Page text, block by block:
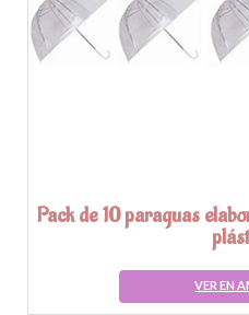
Pack de 10 paraguas
VER EN